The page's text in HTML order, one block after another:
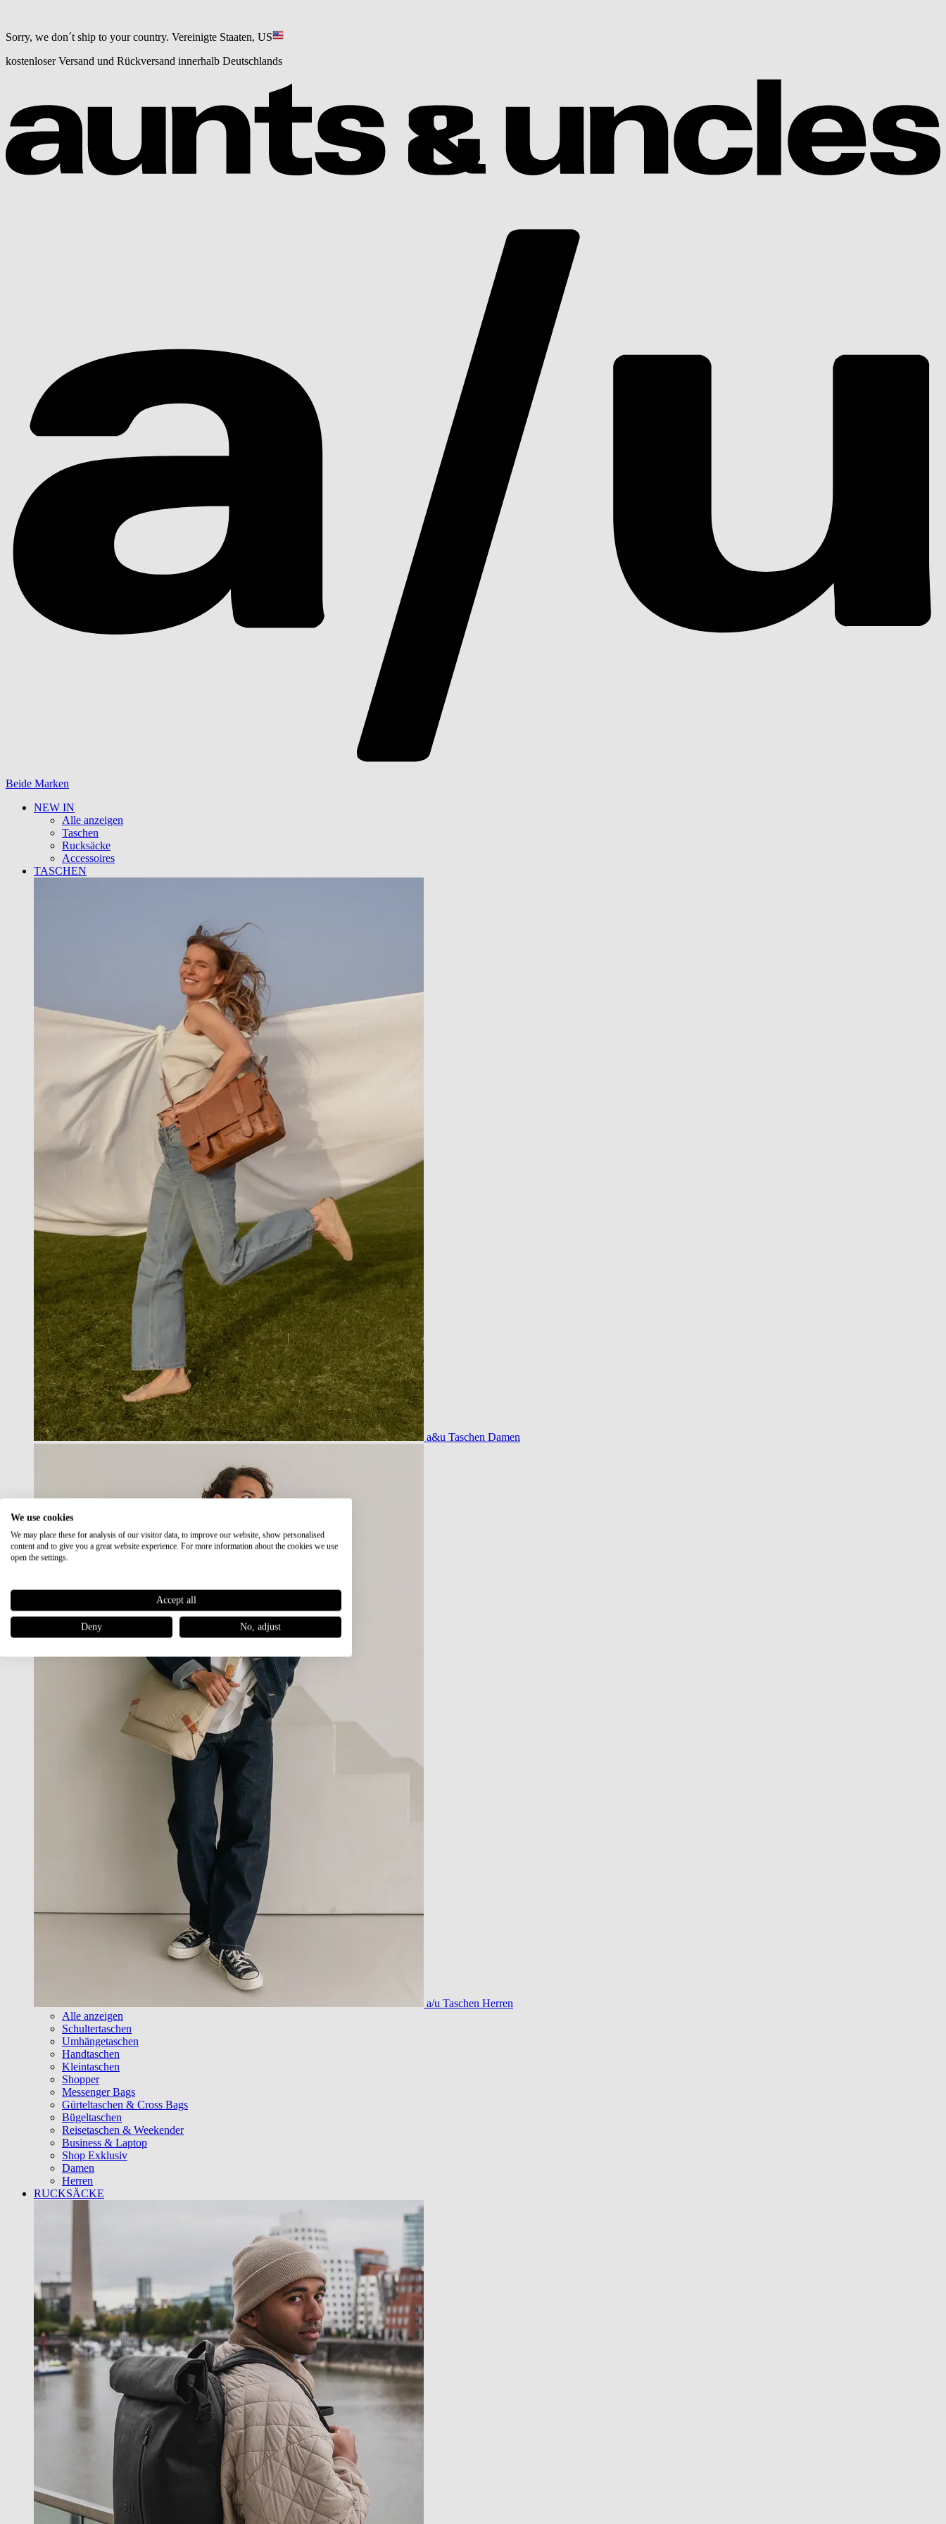
Sorry, we don´t ship to your country. Vereinigte Staaten, US
kostenloser Versand und Rückversand innerhalb Deutschlands
Beide Marken
NEW IN
Alle anzeigen
Taschen
Rucksäcke
Accessoires
TASCHEN
a&u Taschen Damen
a/u Taschen Herren
Alle anzeigen
Schultertaschen
Umhängetaschen
Handtaschen
Kleintaschen
Shopper
Messenger Bags
Gürteltaschen & Cross Bags
Bügeltaschen
Reisetaschen & Weekender
Business & Laptop
Shop Exklusiv
Damen
Herren
RUCKSÄCKE
We use cookies
We may place these for analysis of our visitor data, to improve our website, show personalised
content and to give you a great website experience. For more information about the cookies we use
open the settings.
Accept all
Deny No, adjust